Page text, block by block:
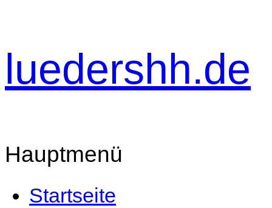
luedershh.de
Hauptmenü
Startseite